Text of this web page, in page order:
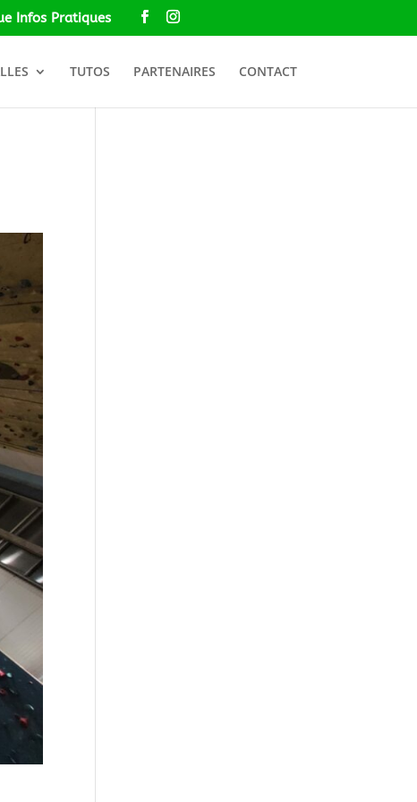
Infos Pratiques
TUTOS PARTENAIRES CONTACT